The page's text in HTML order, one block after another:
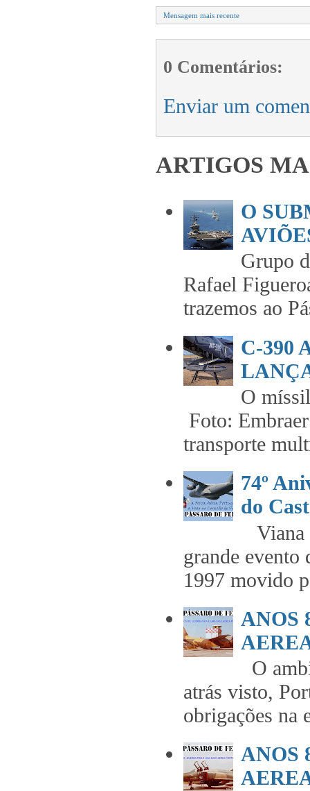
Mensagem mais recente
0 Comentários:
Enviar um
ARTIGOS
O
Grupo
Rafael
trazemos ao
C-390
O
Foto:
transporte
74º
do
Viana
grande evento
1997 movido
ANOS
O
atrás visto,
obrigações na
ANOS